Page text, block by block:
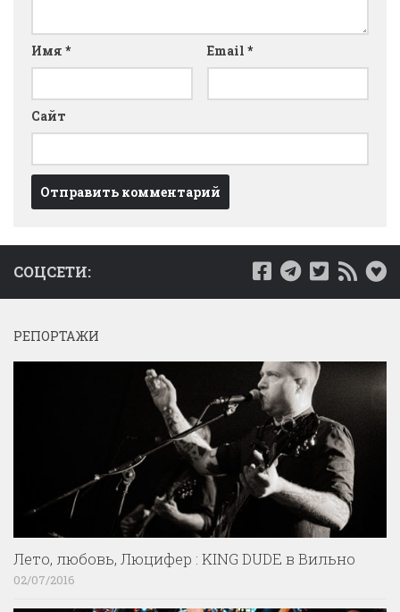
Имя * Email *
Сайт
СОЦСЕТИ:
РЕПОРТАЖИ
Лето, любовь, Люцифер : KING DUDE в Вильно
02/07/2016